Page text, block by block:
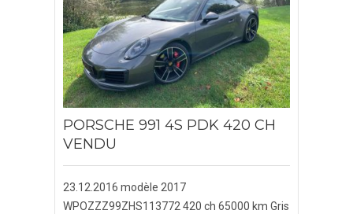
PORSCHE MACAN
PORSCHE PANAMERA
NOTRE SOCIÉTÉ
BLOG
CONTACTEZ-NOUS
PORSCHE 991 4S PDK 420 CH
VENDU
23.12.2016 modèle 2017
WPOZZZ99ZHS113772420 ch 65000 km Gris